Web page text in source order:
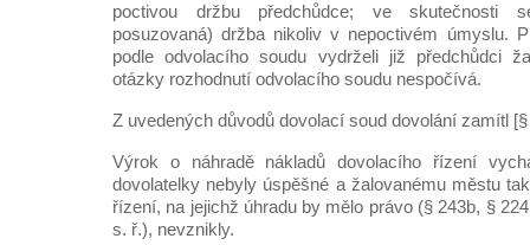
poctivou držbu předchůdce; ve skutečnosti
posuzovaná) držba nikoliv v nepoctivém úmyslu.
podle odvolacího soudu vydrželi již předchůdci
otázky rozhodnutí odvolacího soudu nespočívá.
Z uvedených důvodů dovolací soud dovolání zamítl
Výrok o náhradě nákladů dovolacího řízení
dovolatelky nebyly úspěšné a žalovanému městu
řízení, na jejichž úhradu by mělo právo (§ 243b, §
s. ř.), nevznikly.